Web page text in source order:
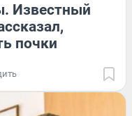
Известный
почки